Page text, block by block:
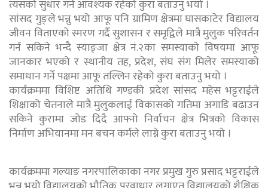
त्यसको सुधार गर्न आवश्यक रहेको कुरा बताउनु भयो ।
सांसद गुङ्ले भन्नु भयो आफू पनि ग्रामिण क्षेत्रमा घासकाटेर विद्यालय
जीवन विताएको स्मरण गर्दै सुशासन र समृद्विले मात्रै मुलुक परिवर्तन
गर्न सकिने भन्दै स्याङ्जा क्षेत्र नं.२का समस्याको विषयमा आफू
जानकार भएको र स्थानीय तह, प्रदेश, संघ संग मिलेर समस्याको
समाधान गर्ने पक्षमा आफू तल्लिन रहेको कुरा बताउनु भयो ।
कार्यक्रममा विशिष्ट अतिथि गण्डकी प्रदेश सांसद महेस भट्टराईले
शिक्षाको चेतनाले मात्रै मुलुकलाई विकासको गतिमा अगाडि बढाउन
सकिने कुरामा जोड दिदै आफ्नो निर्वाचन क्षेत्र भित्रको विकास
निर्माण अभियानमा मन बचन कर्मले लाग्ने कुरा बताउनु भयो ।
कार्यक्रममा गल्याङ नगरपालिकाका नगर प्रमुख गुरु प्रसाद भट्टराईले